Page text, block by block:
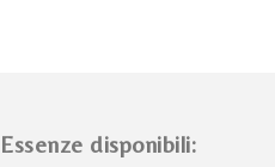
Essenze disponibili: